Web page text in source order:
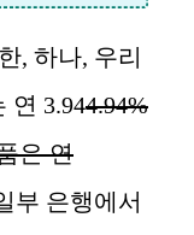
, 하나, 우리
연 3.944.94%
은 연
부 은행에서